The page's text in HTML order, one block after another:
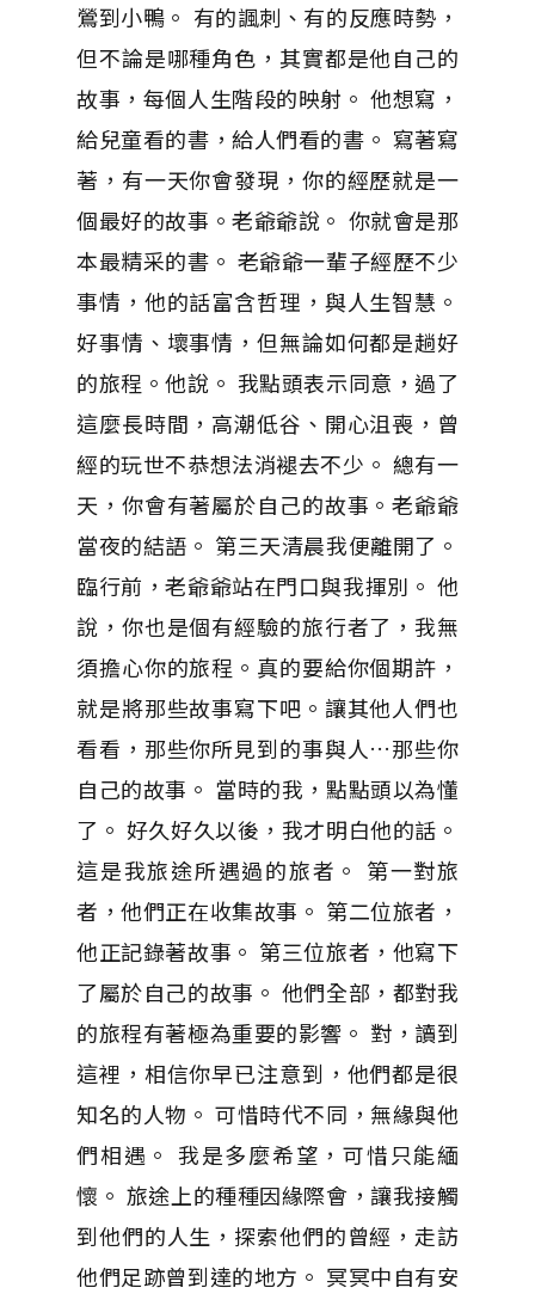
鶯到小鴨。 有的諷刺、有的反應時勢，
但不論是哪種角色，其實都是他自己的
故事，每個人生階段的映射。 他想寫，
給兒童看的書，給人們看的書。 寫著寫
著，有一天你會發現，你的經歷就是一
個最好的故事。老爺爺說。 你就會是那
本最精采的書。 老爺爺一輩子經歷不少
事情，他的話富含哲理，與人生智慧。
好事情、壞事情，但無論如何都是趟好
的旅程。他說。 我點頭表示同意，過了
這麼長時間，高潮低谷、開心沮喪，曾
經的玩世不恭想法消褪去不少。 總有一
天，你會有著屬於自己的故事。老爺爺
當夜的結語。 第三天清晨我便離開了。
臨行前，老爺爺站在門口與我揮別。 他
說，你也是個有經驗的旅行者了，我無
須擔心你的旅程。真的要給你個期許，
就是將那些故事寫下吧。讓其他人們也
看看，那些你所見到的事與人…那些你
自己的故事。 當時的我，點點頭以為懂
了。 好久好久以後，我才明白他的話。
這是我旅途所遇過的旅者。 第一對旅
者，他們正在收集故事。 第二位旅者，
他正記錄著故事。 第三位旅者，他寫下
了屬於自己的故事。 他們全部，都對我
的旅程有著極為重要的影響。 對，讀到
這裡，相信你早已注意到，他們都是很
知名的人物。 可惜時代不同，無緣與他
們相遇。 我是多麼希望，可惜只能緬
懷。 旅途上的種種因緣際會，讓我接觸
到他們的人生，探索他們的曾經，走訪
他們足跡曾到達的地方。 冥冥中自有安